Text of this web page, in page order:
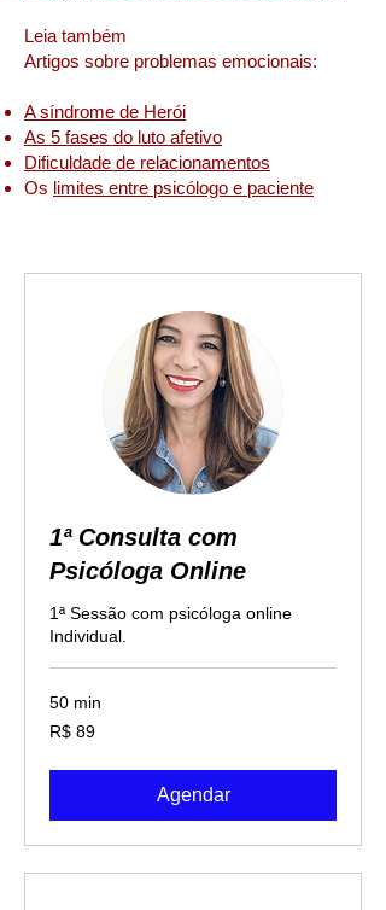
Leia também
Artigos sobre problemas emocionais:
A síndrome de Herói
As 5 fases do luto afetivo
Dificuldade de relacionamentos
Os limites entre psicólogo e paciente
1ª Consulta com
Psicóloga Online
1ª Sessão com psicóloga online
Individual.
50 min
89
Reais
R$ 89
Agendar